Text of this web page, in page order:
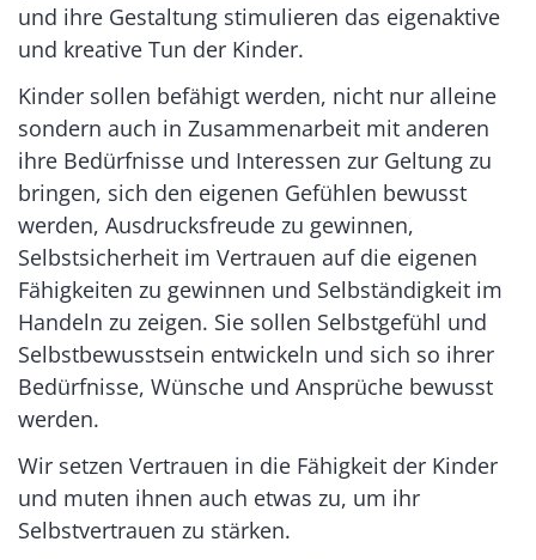
und ihre Gestaltung stimulieren das eigenaktive
und kreative Tun der Kinder.
Kinder sollen befähigt werden, nicht nur alleine
sondern auch in Zusammenarbeit mit anderen
ihre Bedürfnisse und Interessen zur Geltung zu
bringen, sich den eigenen Gefühlen bewusst
werden, Ausdrucksfreude zu gewinnen,
Selbstsicherheit im Vertrauen auf die eigenen
Fähigkeiten zu gewinnen und Selbständigkeit im
Handeln zu zeigen. Sie sollen Selbstgefühl und
Selbstbewusstsein entwickeln und sich so ihrer
Bedürfnisse, Wünsche und Ansprüche bewusst
werden.
Wir setzen Vertrauen in die Fähigkeit der Kinder
und muten ihnen auch etwas zu, um ihr
Selbstvertrauen zu stärken.